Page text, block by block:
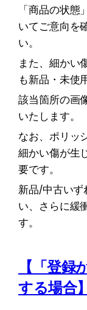
「商品の状
いてご意向を
い。
また、細かい
も新品・未使
該当箇所の画
いたします。
なお、ポリッ
細かい傷が生
要です。
新品/中古いず
い、さらに緩
す。
【「登
する場合】